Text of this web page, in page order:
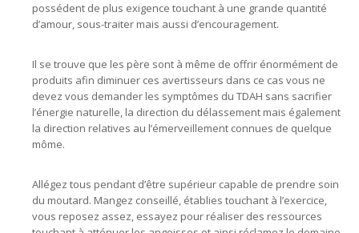
possédent de plus exigence touchant à une grande quantité
d’amour, sous-traiter mais aussi d’encouragement.
Il se trouve que les père sont à même de offrir énormément de
produits afin diminuer ces avertisseurs dans ce cas vous ne
devez vous demander les symptômes du TDAH sans sacrifier
l’énergie naturelle, la direction du délassement mais également
la direction relatives au l’émerveillement connues de quelque
môme.
Allégez tous pendant d’être supérieur capable de prendre soin
du moutard. Mangez conseillé, établies touchant à l’exercice,
vous reposez assez, essayez pour réaliser des ressources